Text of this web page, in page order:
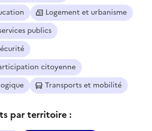
Logement et urbanisme
publics
citoyenne
Transports et mobilité
par territoire :